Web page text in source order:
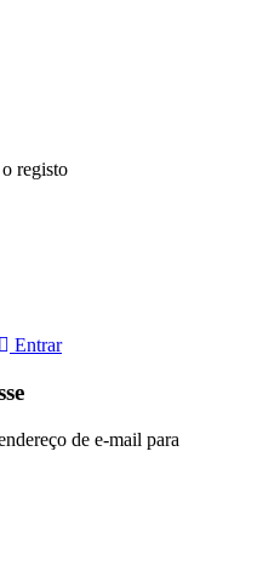
registo
Entrar
de e-mail para